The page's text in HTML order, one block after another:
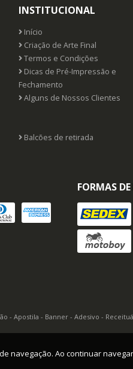
INSTITUCIONAL
Início
Criação de Arte Final
Termos e Condições
Dicas de Pré-Impressão e
Fechamento
Alguns de Nossos Clientes
Balcões de retirada
FORMAS
- Apostila - Banner - Adesivo -
navegação. Ao continuar